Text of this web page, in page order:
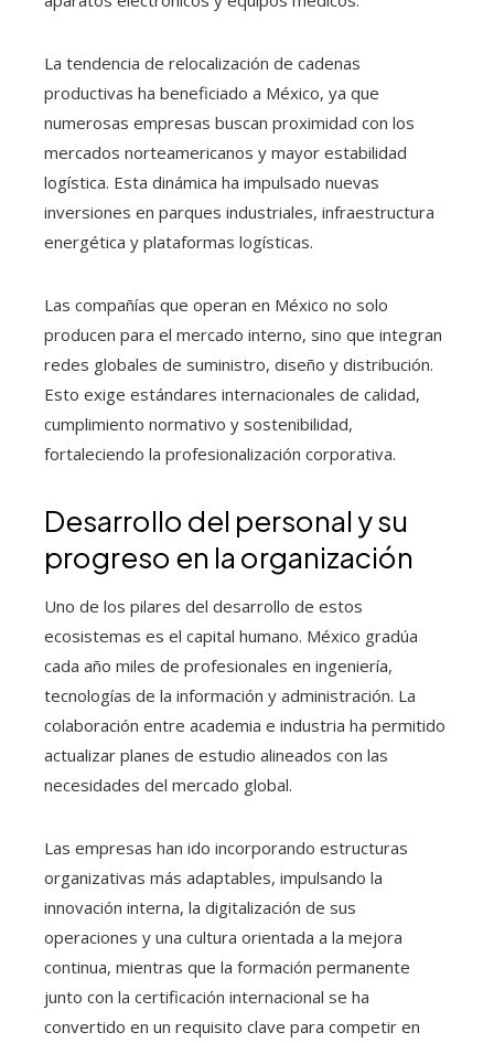
La tendencia de relocalización de cadenas
productivas ha beneficiado a México, ya que
numerosas empresas buscan proximidad con los
mercados norteamericanos y mayor estabilidad
logística. Esta dinámica ha impulsado nuevas
inversiones en parques industriales, infraestructura
energética y plataformas logísticas.
Las compañías que operan en México no solo
producen para el mercado interno, sino que integran
redes globales de suministro, diseño y distribución.
Esto exige estándares internacionales de calidad,
cumplimiento normativo y sostenibilidad,
fortaleciendo la profesionalización corporativa.
Desarrollo del personal y su
progreso en la organización
Uno de los pilares del desarrollo de estos
ecosistemas es el capital humano. México gradúa
cada año miles de profesionales en ingeniería,
tecnologías de la información y administración. La
colaboración entre academia e industria ha permitido
actualizar planes de estudio alineados con las
necesidades del mercado global.
Las empresas han ido incorporando estructuras
organizativas más adaptables, impulsando la
innovación interna, la digitalización de sus
operaciones y una cultura orientada a la mejora
continua, mientras que la formación permanente
junto con la certificación internacional se ha
convertido en un requisito clave para competir en